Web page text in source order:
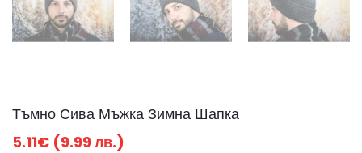
Тъмно Сива Мъжка Зимна Шапка
5.11€ (9.99 лв.)